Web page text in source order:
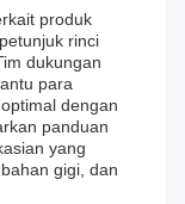
produk
rinci
dukungan
para
dengan
panduan
yang
gigi, dan